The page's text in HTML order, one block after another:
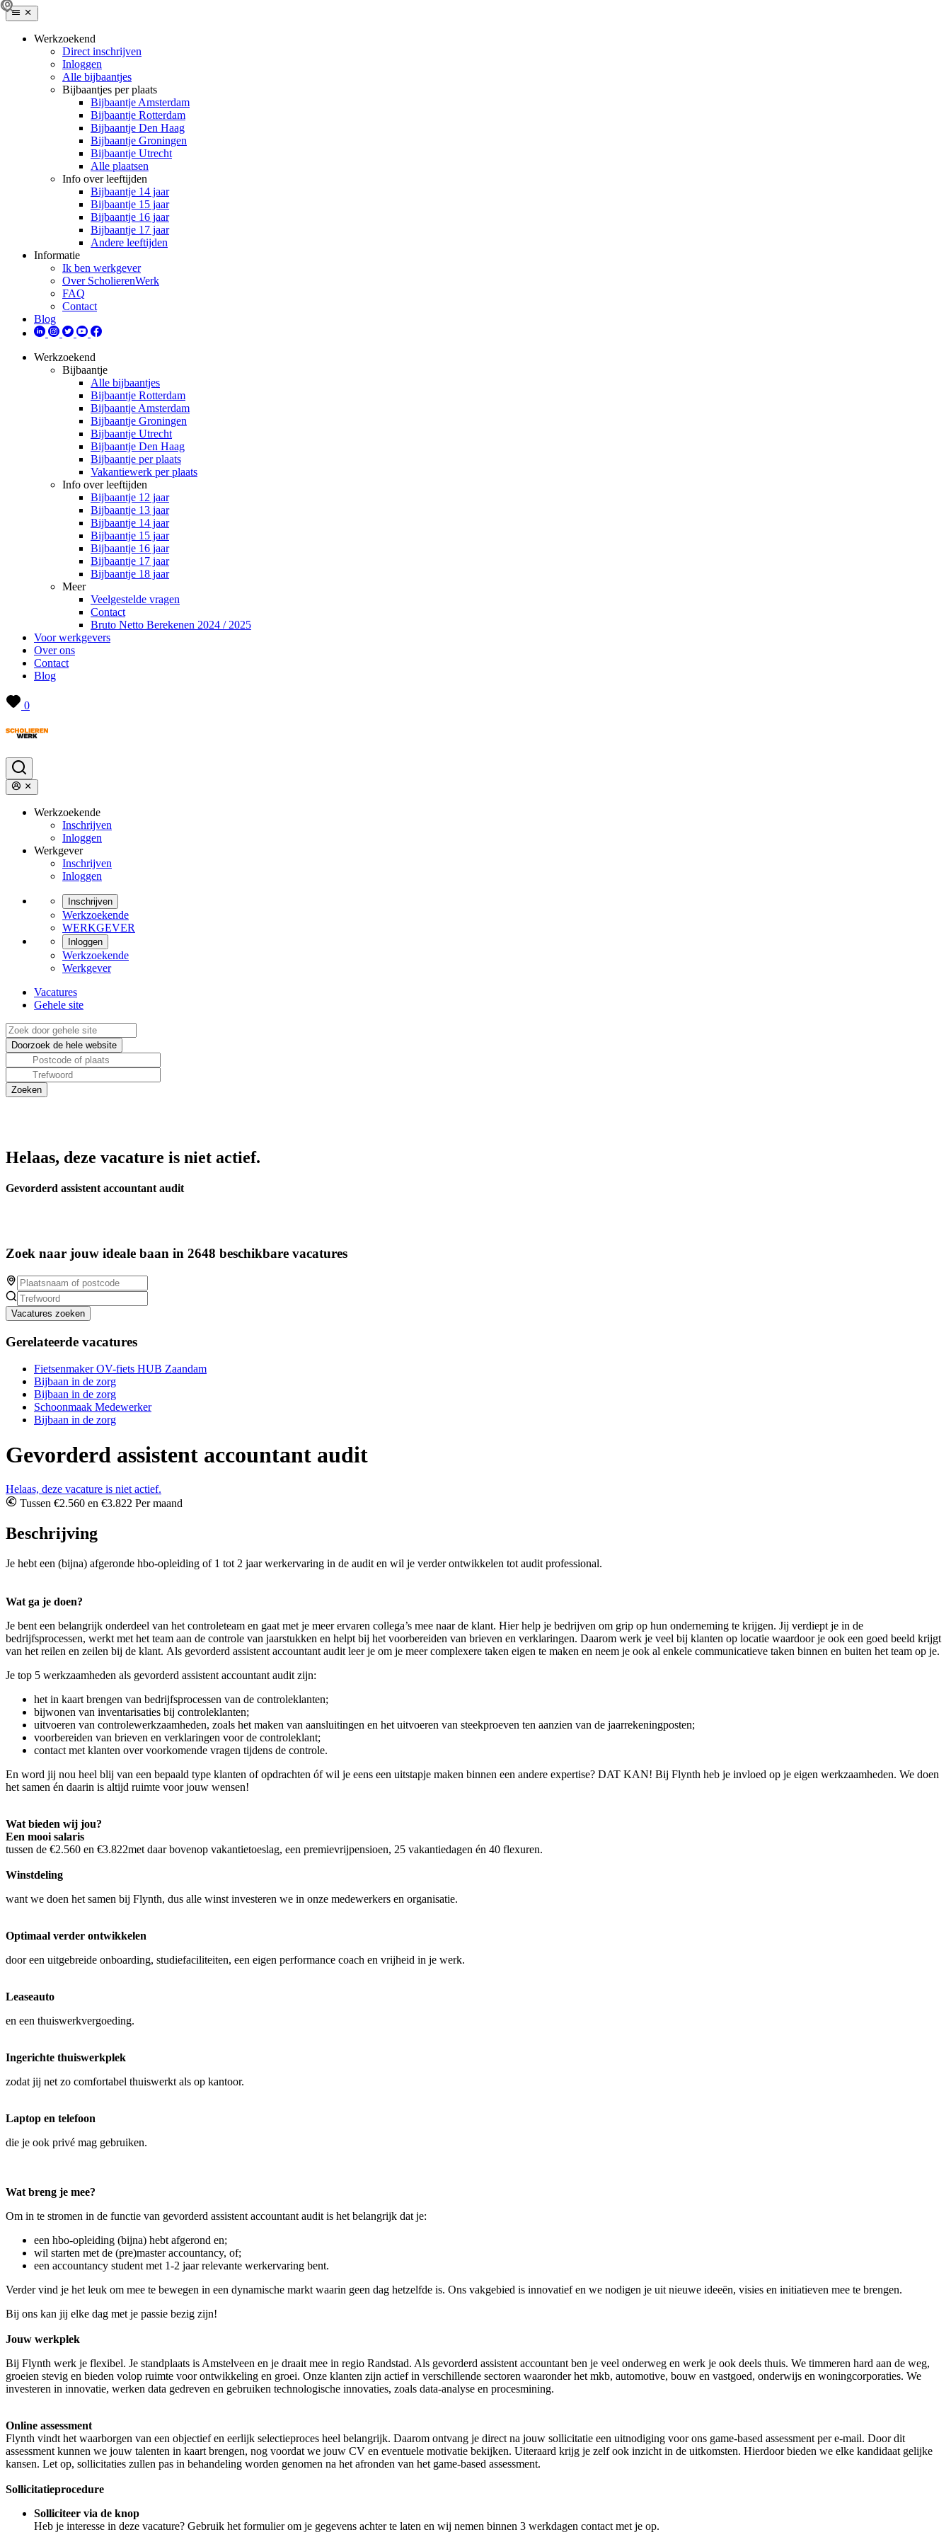
Werkzoekend
Direct inschrijven
Inloggen
Alle bijbaantjes
Bijbaantjes per plaats
Bijbaantje Amsterdam
Bijbaantje Rotterdam
Bijbaantje Den Haag
Bijbaantje Groningen
Bijbaantje Utrecht
Alle plaatsen
Info over leeftijden
Bijbaantje 14 jaar
Bijbaantje 15 jaar
Bijbaantje 16 jaar
Bijbaantje 17 jaar
Andere leeftijden
Informatie
Ik ben werkgever
Over ScholierenWerk
FAQ
Contact
Blog
Werkzoekend
Bijbaantje
Alle bijbaantjes
Bijbaantje Rotterdam
Bijbaantje Amsterdam
Bijbaantje Groningen
Bijbaantje Utrecht
Bijbaantje Den Haag
Bijbaantje per plaats
Vakantiewerk per plaats
Info over leeftijden
Bijbaantje 12 jaar
Bijbaantje 13 jaar
Bijbaantje 14 jaar
Bijbaantje 15 jaar
Bijbaantje 16 jaar
Bijbaantje 17 jaar
Bijbaantje 18 jaar
Meer
Veelgestelde vragen
Contact
Bruto Netto Berekenen 2024 / 2025
Voor werkgevers
Over ons
Contact
Blog
0
Werkzoekende
Inschrijven
Inloggen
Werkgever
Inschrijven
Inloggen
Inschrijven
Werkzoekende
WERKGEVER
Inloggen
Werkzoekende
Werkgever
Vacatures
Gehele site
Helaas, deze vacature is niet actief.
Gevorderd assistent accountant audit
Zoek naar jouw ideale baan in 2648 beschikbare vacatures
Vacatures zoeken
Gerelateerde vacatures
Fietsenmaker OV-fiets HUB Zaandam
Bijbaan in de zorg
Bijbaan in de zorg
Schoonmaak Medewerker
Bijbaan in de zorg
Gevorderd assistent accountant audit
Helaas, deze vacature is niet actief.
Tussen €2.560 en €3.822 Per maand
Beschrijving
Je hebt een (bijna) afgeronde hbo-opleiding of 1 tot 2 jaar werkervaring in de audit en wil je verder ontwikkelen tot audit professional.
Wat ga je doen?
Je bent een belangrijk onderdeel van het controleteam en gaat met je meer ervaren collega’s mee naar de klant. Hier help je bedrijven om grip op hun onderneming te krijgen. Jij verdiept je in de
bedrijfsprocessen, werkt met het team aan de controle van jaarstukken en helpt bij het voorbereiden van brieven en verklaringen. Daarom werk je veel bij klanten op locatie waardoor je ook een goed beeld krijgt
van het reilen en zeilen bij de klant. Als gevorderd assistent accountant audit leer je om je meer complexere taken eigen te maken en neem je ook al enkele communicatieve taken binnen en buiten het team op je.
Je top 5 werkzaamheden als gevorderd assistent accountant audit zijn:
het in kaart brengen van bedrijfsprocessen van de controleklanten;
bijwonen van inventarisaties bij controleklanten;
uitvoeren van controlewerkzaamheden, zoals het maken van aansluitingen en het uitvoeren van steekproeven ten aanzien van de jaarrekeningposten;
voorbereiden van brieven en verklaringen voor de controleklant;
contact met klanten over voorkomende vragen tijdens de controle.
En word jij nou heel blij van een bepaald type klanten of opdrachten óf wil je eens een uitstapje maken binnen een andere expertise? DAT KAN! Bij Flynth heb je invloed op je eigen werkzaamheden. We doen
het samen én daarin is altijd ruimte voor jouw wensen!
Wat bieden wij jou?
Een mooi salaris
tussen de €2.560 en €3.822met daar bovenop vakantietoeslag, een premievrijpensioen, 25 vakantiedagen én 40 flexuren.
Winstdeling
want we doen het samen bij Flynth, dus alle winst investeren we in onze medewerkers en organisatie.
Optimaal verder ontwikkelen
door een uitgebreide onboarding, studiefaciliteiten, een eigen performance coach en vrijheid in je werk.
Leaseauto
en een thuiswerkvergoeding.
Ingerichte thuiswerkplek
zodat jij net zo comfortabel thuiswerkt als op kantoor.
Laptop en telefoon
die je ook privé mag gebruiken.
Wat breng je mee?
Om in te stromen in de functie van gevorderd assistent accountant audit is het belangrijk dat je:
een hbo-opleiding (bijna) hebt afgerond en;
wil starten met de (pre)master accountancy, of;
een accountancy student met 1-2 jaar relevante werkervaring bent.
Verder vind je het leuk om mee te bewegen in een dynamische markt waarin geen dag hetzelfde is. Ons vakgebied is innovatief en we nodigen je uit nieuwe ideeën, visies en initiatieven mee te brengen.
Bij ons kan jij elke dag met je passie bezig zijn!
Jouw werkplek
Bij Flynth werk je flexibel. Je standplaats is Amstelveen en je draait mee in regio Randstad. Als gevorderd assistent accountant ben je veel onderweg en werk je ook deels thuis. We timmeren hard aan de weg,
groeien stevig en bieden volop ruimte voor ontwikkeling en groei. Onze klanten zijn actief in verschillende sectoren waaronder het mkb, automotive, bouw en vastgoed, onderwijs en woningcorporaties. We
investeren in innovatie, werken data gedreven en gebruiken technologische innovaties, zoals data-analyse en procesmining.
Online assessment
Flynth vindt het waarborgen van een objectief en eerlijk selectieproces heel belangrijk. Daarom ontvang je direct na jouw sollicitatie een uitnodiging voor ons game-based assessment per e-mail. Door dit
assessment kunnen we jouw talenten in kaart brengen, nog voordat we jouw CV en eventuele motivatie bekijken. Uiteraard krijg je zelf ook inzicht in de uitkomsten. Hierdoor bieden we elke kandidaat gelijke
kansen. Let op, sollicitaties zullen pas in behandeling worden genomen na het afronden van het game-based assessment.
Sollicitatieprocedure
Solliciteer via de knop
Heb je interesse in deze vacature? Gebruik het formulier om je gegevens achter te laten en wij nemen binnen 3 werkdagen contact met je op.